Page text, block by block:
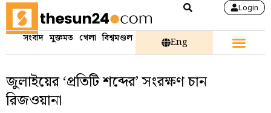
Login
সংবাদ মুক্তমত খেলা বিশ্বমণ্ডল Eng
জুলাইয়ের ‘প্রতিটি শব্দের’ সংরক্ষণ চান
রিজওয়ানা